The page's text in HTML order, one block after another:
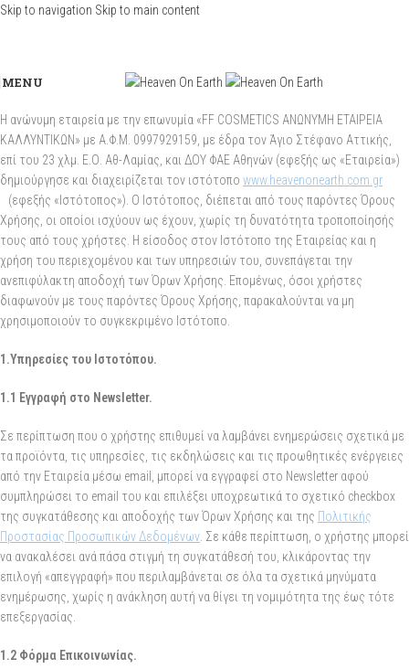
Skip to navigation Skip to main content
MENU
H ανώνυμη εταιρεία με την επωνυμία «FF COSMETICS ΑΝΩΝΥΜΗ ΕΤΑΙΡΕΙΑ
ΚΑΛΛΥΝΤΙΚΩΝ» με Α.Φ.Μ. 0997929159, με έδρα τον Άγιο Στέφανο Αττικής,
επί του 23 χλμ. Ε.Ο. Αθ-Λαμίας, και ΔΟΥ ΦΑΕ Αθηνών (εφεξής ως «Εταιρεία»)
δημιούργησε και διαχειρίζεται τον ιστότοπο www.heavenonearth.com.gr
(εφεξής «Ιστότοπος»). Ο Ιστότοπος, διέπεται από τους παρόντες Όρους
Χρήσης, οι οποίοι ισχύουν ως έχουν, χωρίς τη δυνατότητα τροποποίησής
τους από τους χρήστες. Η είσοδος στον Ιστότοπο της Εταιρείας και η
χρήση του περιεχομένου και των υπηρεσιών του, συνεπάγεται την
ανεπιφύλακτη αποδοχή των Όρων Χρήσης. Επομένως, όσοι χρήστες
διαφωνούν με τους παρόντες Όρους Χρήσης, παρακαλούνται να μη
χρησιμοποιούν το συγκεκριμένο Ιστότοπο.
1.Υπηρεσίες του Ιστοτόπου.
1.1 Εγγραφή στο Newsletter.
Σε περίπτωση που ο χρήστης επιθυμεί να λαμβάνει ενημερώσεις σχετικά με
τα προϊόντα, τις υπηρεσίες, τις εκδηλώσεις και τις προωθητικές ενέργειες
από την Εταιρεία μέσω email, μπορεί να εγγραφεί στο Newsletter αφού
συμπληρώσει το email του και επιλέξει υποχρεωτικά το σχετικό checkbox
της συγκατάθεσης και αποδοχής των Όρων Χρήσης και της Πολιτικής
Προστασίας Προσωπικών Δεδομένων . Σε κάθε περίπτωση, ο χρήστης μπορεί
να ανακαλέσει ανά πάσα στιγμή τη συγκατάθεσή του, κλικάροντας την
επιλογή «απεγγραφή» που περιλαμβάνεται σε όλα τα σχετικά μηνύματα
ενημέρωσης, χωρίς η ανάκληση αυτή να θίγει τη νομιμότητα της έως τότε
επεξεργασίας.
1.2 Φόρμα Επικοινωνίας.